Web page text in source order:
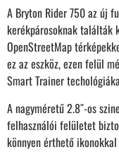
A Bryton Rider 750 az új
kerékpárosoknak
OpenStreetMap
ez az eszköz, ezen felül
Smart Trainer
A nagyméretű 2.8″-os
felhasználói felületet
könnyen érthető